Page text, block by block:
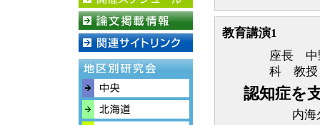
教育講演1
座長 中
科 教授
認知症を
内